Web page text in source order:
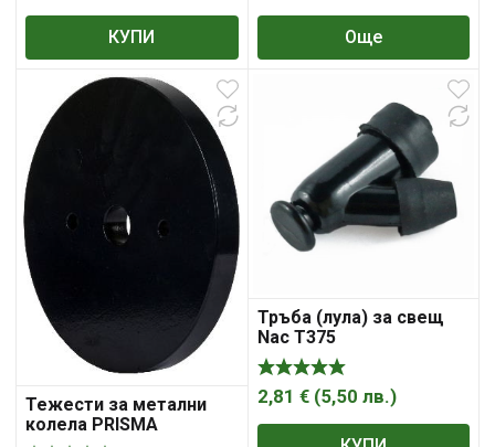
КУПИ Още
Тежести за метални
колела PRISMA
Тръба (лула) за свещ
Nac T375
2,81 € (5,50 лв.)